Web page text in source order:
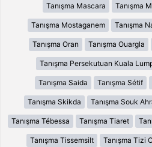
Tanışma Mascara Tanışma
Tanışma Mostaganem Tanışma
Tanışma Oran Tanışma Ouargla
Tanışma Persekutuan Kuala
Tanışma Saida Tanışma Sétif
Tanışma Skikda Tanışma Souk
Tanışma Tébessa Tanışma Tiaret
Tanışma Tissemsilt Tanışma Tizi